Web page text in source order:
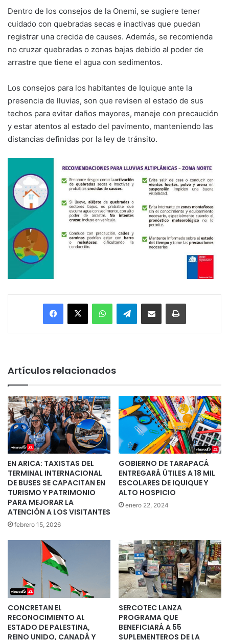
Dentro de los consejos de la Onemi, se sugiere tener
cuidado con quebradas secas e inactivas que puedan
registrar una crecida de causes. Además, se recomienda
no cruzar quebradas o zonas bajas debido al poder de
arrastre que tiene el agua con sedimentos.
Los consejos para los habitantes de Iquique ante la
presencia de lluvias, son que revisen el estado de sus
techos para evitar daños mayores, maneje con precaución
y estar atentos al estado del pavimento, manteniendo las
distancias definidas por la ley de tránsito.
Facebook
X WhatsAppTelegramEnviar vía email Imprimir
Artículos relacionados
EN ARICA: TAXISTAS DEL
TERMINAL INTERNACIONAL
DE BUSES SE CAPACITAN EN
TURISMO Y PATRIMONIO
PARA MEJORAR LA
ATENCIÓN A LOS VISITANTES
febrero 15, 2026
GOBIERNO DE TARAPACÁ
ENTREGARÁ ÚTILES A 18 MIL
ESCOLARES DE IQUIQUE Y
ALTO HOSPICIO
enero 22, 2024
CONCRETAN EL
RECONOCIMIENTO AL
ESTADO DE PALESTINA,
REINO UNIDO, CANADÁ Y
SERCOTEC LANZA
PROGRAMA QUE
BENEFICIARÁ A 55
SUPLEMENTEROS DE LA